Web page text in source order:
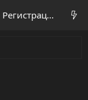
Регистрация